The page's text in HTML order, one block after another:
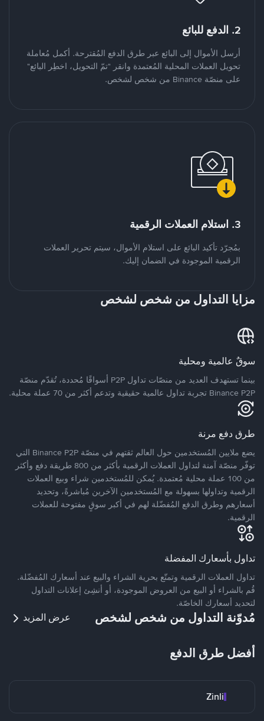
2. الدفع للبائع
أرسل الأموال إلى البائع عبر طرق الدفع المُقترحة. أكمل مُعاملة
تحويل العملات المحلية المُعتمدة وانقر "تمّ التحويل، اخطِر البائع"
على منصّة Binance من شخص لشخص.
3. استلام العملات الرقمية
بمُجرّد تأكيد البائع على استلام الأموال، سيتم تحرير العملات
الرقمية الموجودة في الضمان إليك.
مزايا التداول من شخص لشخص
سوقٌ عالمية ومحلية
بينما تستهدف العديد من منصّات تداول P2P أسواقًا مُحددة، تُقدّم منصّة
Binance P2P تجربة تداول عالمية حقيقية وتدعم أكثر من 70 عملة محلية.
طرق دفع مرنة
يضع ملايين المُستخدمين حول العالم ثقتهم في منصّة Binance P2P التي
توفّر منصّة آمنة لتداول العملات الرقمية بأكثر من 800 طريقة دفع وأكثر
من 100 عملة محلية مُعتمدة. يُمكن للمُستخدمين شراء وبيع العملات
الرقمية وتداولها بسهولة مع المُستخدمين الآخرين مُباشرةً، وتحديد
أسعارهم وطرق الدفع المُفضّلة لهم في أكبر سوقٍ مفتوحة للعملات
الرقمية.
تداول بأسعارك المفضلة
تداول العملات الرقمية وتمتّع بحرية الشراء والبيع عند أسعارك المُفضّلة.
قُم بالشراء أو البيع من العروض الموجودة، أو أنشِئ إعلانات التداول
لتحديد أسعارك الخاصّة.
مُدوّنة التداول من شخص لشخص عرض المزيد
أفضل طرق الدفع
Zinli